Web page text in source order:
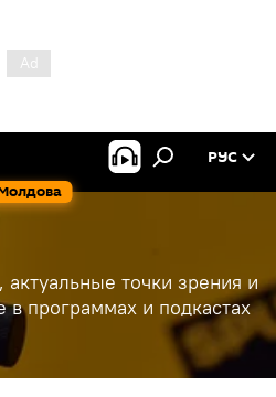
РУС
точки зрения и
программах и подкастах